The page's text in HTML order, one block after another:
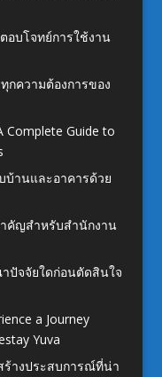
อบโจทย์การใช้งาน
กความต้องการของ
Complete Guide to
บ้านและอาคารด้วย
คัญสำหรับสำนักงาน
ปัจจัยใดก่อนตัดสินใจ
a Journey
Yuva
ร้างประสบการณ์ที่น่า